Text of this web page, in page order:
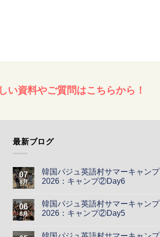
い資料やご質問はこちらから！
最新ブログ
07
8月
韓国パジュ英語村サマーキャンプ
2026：キャンプ②Day6
06
8月
韓国パジュ英語村サマーキャンプ
2026：キャンプ②Day5